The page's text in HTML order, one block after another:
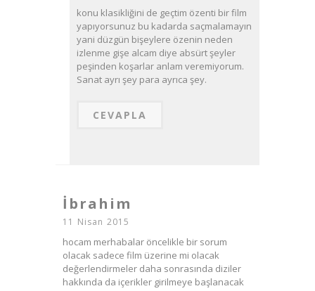
konu klasikliğini de geçtim özenti bir film
yapıyorsunuz bu kadarda saçmalamayın
yani düzgün bişeylere özenin neden
izlenme gişe alcam diye absürt şeyler
peşinden koşarlar anlam veremiyorum.
Sanat ayrı şey para ayrıca şey.
CEVAPLA
İbrahim
11 Nisan 2015
hocam merhabalar öncelikle bir sorum
olacak sadece film üzerine mi olacak
değerlendirmeler daha sonrasında diziler
hakkında da içerikler girilmeye başlanacak